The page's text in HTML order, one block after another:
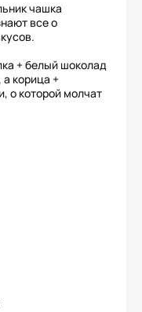
чашка
все о
+ белый шоколад
корица +
о которой молчат